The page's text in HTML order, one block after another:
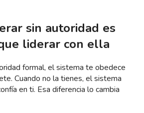
sin autoridad es
liderar con ella
formal, el sistema te obedece
Cuando no la tienes, el sistema
en ti. Esa diferencia lo cambia